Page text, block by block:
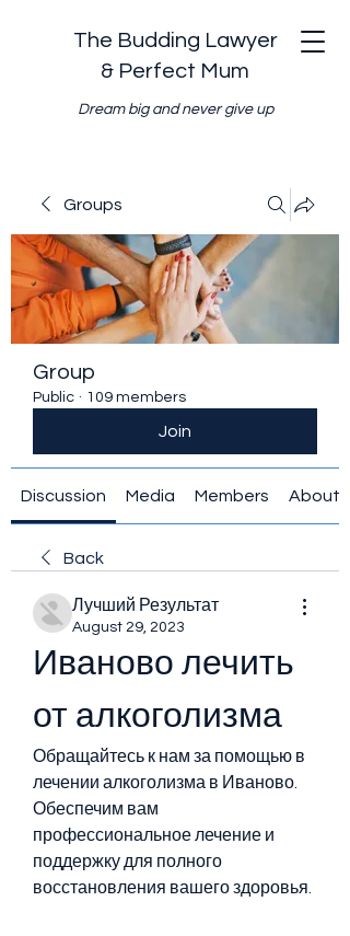
The Budding Lawyer
& Perfect Mum
Dream big and never give up
Groups
Group
Public · 109 members
Join
Discussion Media Members About
Back
Лучший Результат
August 29, 2023
Иваново лечить
от алкоголизма
Обращайтесь к нам за помощью в
лечении алкоголизма в Иваново.
Обеспечим вам
профессиональное лечение и
поддержку для полного
восстановления вашего здоровья.